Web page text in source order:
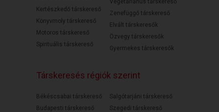
Kertészkedő társkereső
Könyvmoly társkereső
Motoros társkereső
Spirituális társkereső
Zenefüggő társkereső
Elvált társkeresők
Özvegy társkeresők
Gyermekes társkeresők
Társkeresés régiók szerint
Békéscsabai társkereső
Budapesti társkereső
Salgótarjáni társkereső
Szegedi társkereső